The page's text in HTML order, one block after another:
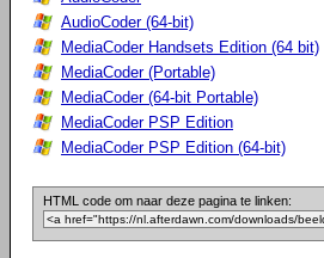
AudioCoder (64-bit)
MediaCoder Handsets Edition (64 bit)
MediaCoder (Portable)
MediaCoder (64-bit Portable)
MediaCoder PSP Edition
MediaCoder PSP Edition (64-bit)
HTML code om naar deze pagina te linken: